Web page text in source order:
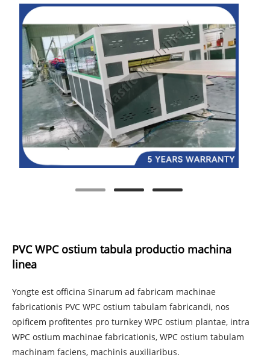
PVC WPC ostium tabula productio machina
linea
Yongte est officina Sinarum ad fabricam machinae
fabricationis PVC WPC ostium tabulam fabricandi, nos
opificem profitentes pro turnkey WPC ostium plantae, intra
WPC ostium machinae fabricationis, WPC ostium tabulam
machinam faciens, machinis auxiliaribus.